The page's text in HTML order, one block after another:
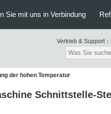
Sie mit uns in Verbindung
Vertrieb & Support：
der hohen Temperatur
Schnittstelle-